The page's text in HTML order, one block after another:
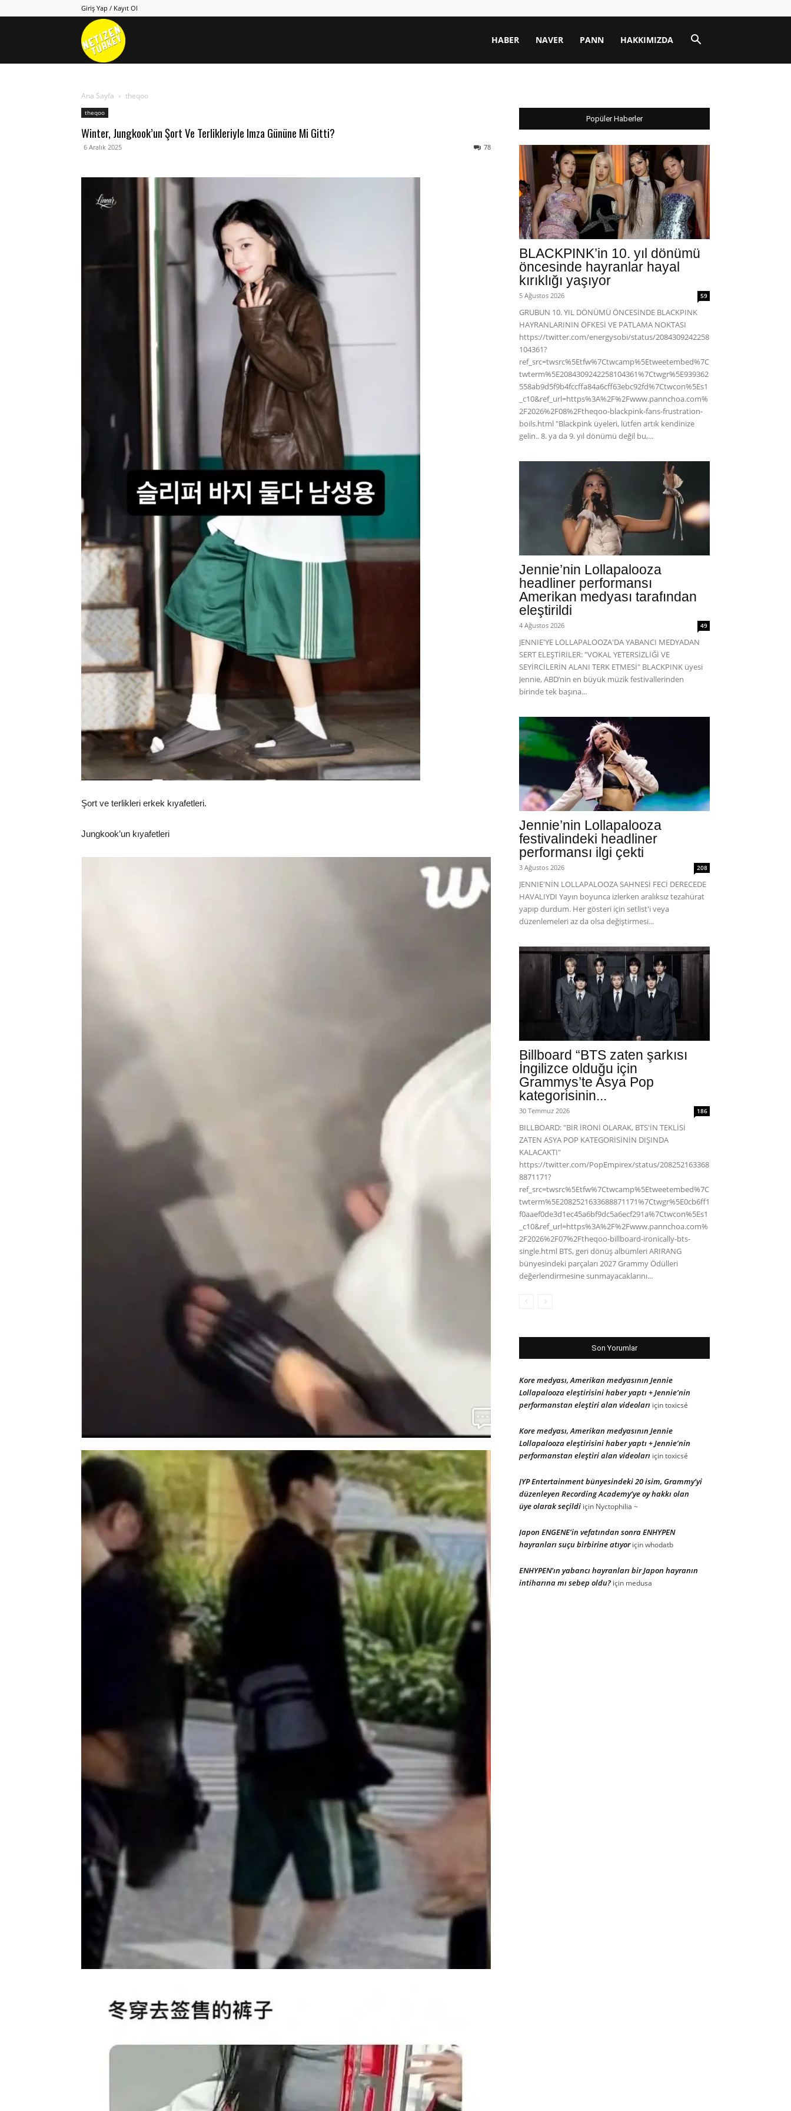
Giriş Yap / Kayıt Ol
Netizen HABER NAVER PANN HAKKIMIZDA
Ana Sayfa theqoo
theqoo
Winter, Jungkook’un Şort Ve Terlikleriyle Imza Gününe Mi Gitti?
6 Aralık 2025 78
Şort ve terlikleri erkek kıyafetleri.
Jungkook’un kıyafetleri
Popüler Haberler
BLACKPINK’in 10. yıl dönümü
öncesinde hayranlar hayal
kırıklığı yaşıyor
5 Ağustos 2026 59
GRUBUN 10. YIL DÖNÜMÜ ÖNCESİNDE BLACKPINK
HAYRANLARININ ÖFKESİ VE PATLAMA NOKTASI
https://twitter.com/energysobi/status/2084309242258
104361?
ref_src=twsrc%5Etfw%7Ctwcamp%5Etweetembed%7C
twterm%5E2084309242258104361%7Ctwgr%5E939362
558ab9d5f9b4fccffa84a6cff63ebc92fd%7Ctwcon%5Es1
_c10&ref_url=https%3A%2F%2Fwww.pannchoa.com%
2F2026%2F08%2Ftheqoo-blackpink-fans-frustration-
boils.html "Blackpink üyeleri, lütfen artık kendinize
gelin.. 8. ya da 9. yıl dönümü değil bu,...
Jennie’nin Lollapalooza
headliner performansı
Amerikan medyası tarafından
eleştirildi
4 Ağustos 2026 49
JENNIE'YE LOLLAPALOOZA'DA YABANCI MEDYADAN
SERT ELEŞTİRİLER: "VOKAL YETERSİZLİĞİ VE
SEYİRCİLERİN ALANI TERK ETMESİ" BLACKPINK üyesi
Jennie, ABD’nin en büyük müzik festivallerinden
birinde tek başına...
Jennie’nin Lollapalooza
festivalindeki headliner
performansı ilgi çekti
3 Ağustos 2026 208
JENNIE'NİN LOLLAPALOOZA SAHNESİ FECİ DERECEDE
HAVALIYDI Yayın boyunca izlerken aralıksız tezahürat
yapıp durdum. Her gösteri için setlist'i veya
düzenlemeleri az da olsa değiştirmesi...
Billboard “BTS zaten şarkısı
İngilizce olduğu için
Grammys’te Asya Pop
kategorisinin...
30 Temmuz 2026 186
BILLBOARD: "BİR İRONİ OLARAK, BTS'İN TEKLİSİ
ZATEN ASYA POP KATEGORİSİNİN DIŞINDA
KALACAKTI"
https://twitter.com/PopEmpirex/status/208252163368
8871171?
ref_src=twsrc%5Etfw%7Ctwcamp%5Etweetembed%7C
twterm%5E2082521633688871171%7Ctwgr%5E0cb6ff1
f0aaef0de3d1ec45a6bf9dc5a6ecf291a%7Ctwcon%5Es1
_c10&ref_url=https%3A%2F%2Fwww.pannchoa.com%
2F2026%2F07%2Ftheqoo-billboard-ironically-bts-
single.html BTS, geri dönüş albümleri ARIRANG
bünyesindeki parçaları 2027 Grammy Ödülleri
değerlendirmesine sunmayacaklarını...
Son Yorumlar
Kore medyası, Amerikan medyasının Jennie
Lollapalooza eleştirisini haber yaptı + Jennie’nin
performanstan eleştiri alan videoları içintoxicsé
Kore medyası, Amerikan medyasının Jennie
Lollapalooza eleştirisini haber yaptı + Jennie’nin
performanstan eleştiri alan videoları içintoxicsé
JYP Entertainment bünyesindeki 20 isim, Grammy’yi
düzenleyen Recording Academy’ye oy hakkı olan
üye olarak seçildi için Nyctophilia ~
Japon ENGENE’in vefatından sonra ENHYPEN
hayranları suçu birbirine atıyoriçinwhodatb
ENHYPEN’ın yabancı hayranları bir Japon hayranın
intiharına mı sebep oldu? için medusa